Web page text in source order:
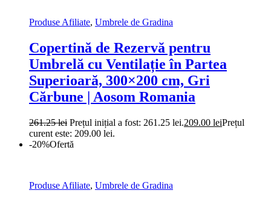
Produse Afiliate, Umbrele de Gradina
Copertină de Rezervă pentru
Umbrelă cu Ventilație în Partea
Superioară, 300×200 cm, Gri
Cărbune | Aosom Romania
261.25lei Prețul inițial a fost: 261.25 lei.209.00 leiPrețul
curent este: 209.00 lei.
-20%Ofertă
Produse Afiliate, Umbrele de Gradina